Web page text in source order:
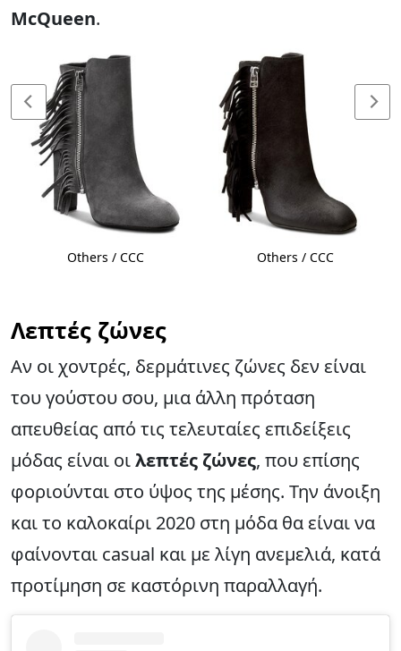
McQueen.
Others / CCC Others / CCC
Λεπτές ζώνες
Αν οι χοντρές, δερμάτινες ζώνες δεν είναι
του γούστου σου, μια άλλη πρόταση
απευθείας από τις τελευταίες επιδείξεις
μόδας είναι οιλεπτές ζώνες, που επίσης
φοριούνται στο ύψος της μέσης. Την άνοιξη
και το καλοκαίρι 2020 στη μόδα θα είναι να
φαίνονται casual και με λίγη ανεμελιά, κατά
προτίμηση σε καστόρινη παραλλαγή.